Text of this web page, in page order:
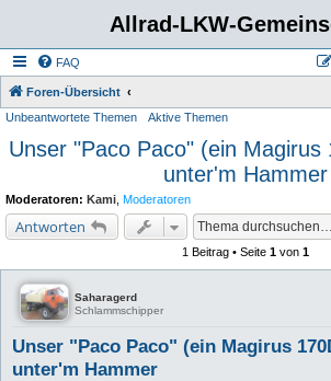
Allrad-LKW-
FAQ
Foren-Übersicht
Unbeantwortete Themen Aktive Themen
Unser "Paco Paco" (ein Magirus
unter'm Hammer
Moderatoren: Kami Moderatoren
Antworten
1 Beitrag • Seite 1 von 1
Saharagerd
Schlammschipper
Unser "Paco Paco" (ein Magirus
unter'm Hammer